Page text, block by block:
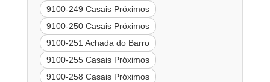
9100-249 Casais Próximos
9100-250 Casais Próximos
9100-251 Achada do Barro
9100-255 Casais Próximos
9100-258 Casais Próximos